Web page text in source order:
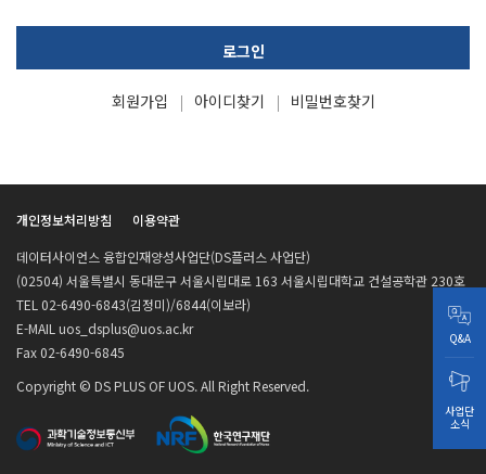
로그인
회원가입 아이디찾기 비밀번호찾기
데이터사이언스 융합인재양성사업단(DS플러스 사업단)
(02504) 서울특별시 동대문구 서울시립대로 163 서울시립대학교 건설공학관 230호
TEL 02-6490-6843(김정미)/6844(이보라)
E-MAIL uos_dsplus@uos.ac.kr
Fax 02-6490-6845
Copyright © DS PLUS OF UOS. All Right Reserved.
개인정보처리방침 이용약관
Q&A
사업단
소식